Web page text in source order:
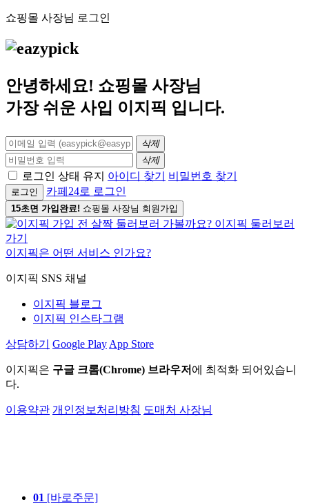
쇼핑몰 사장님 로그인
안녕하세요! 쇼핑몰 사장님
가장 쉬운 사입 이지픽 입니다.
삭제
삭제
로그인 상태 유지 아이디 찾기 비밀번호 찾기
로그인 카페24로 로그인
15초면 가입완료! 쇼핑몰 사장님 회원가입
이지픽은 어떤 서비스 인가요?
이지픽 SNS 채널
이지픽 블로그
이지픽 인스타그램
상담하기 Google Play App Store
이지픽은 구글 크롬(Chrome) 브라우저 에 최적화 되어있습니
다.
이용약관 개인정보처리방침 도매처 사장님
01 [바로주문]